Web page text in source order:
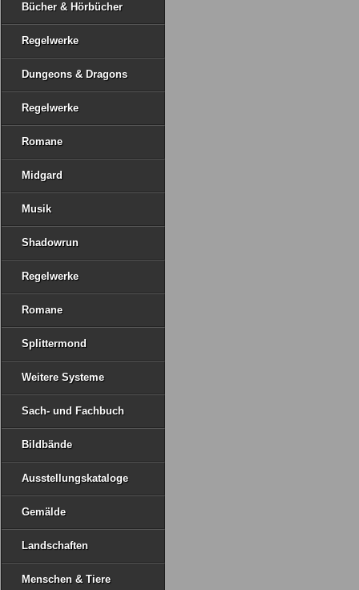
Bücher & Hörbücher
Regelwerke
Dungeons & Dragons
Regelwerke
Romane
Midgard
Musik
Shadowrun
Regelwerke
Romane
Splittermond
Weitere Systeme
Sach- und Fachbuch
Bildbände
Ausstellungskataloge
Gemälde
Landschaften
Menschen & Tiere